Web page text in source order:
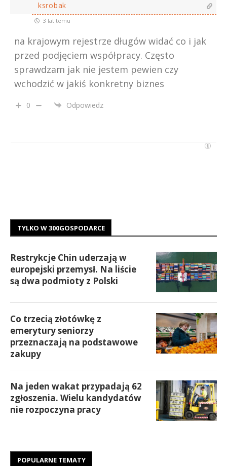
ksrobak
3 lat temu
na krajowym rejestrze długów widać co i jak
przed podjęciem współpracy. Często
sprawdzam jak nie jestem pewien czy
wchodzić w jakiś konkretny biznes
0 Odpowiedz
TYLKO W 300GOSPODARCE
Restrykcje Chin uderzają w
europejski przemysł. Na liście
są dwa podmioty z Polski
Co trzecią złotówkę z
emerytury seniorzy
przeznaczają na podstawowe
zakupy
Na jeden wakat przypadają 62
zgłoszenia. Wielu kandydatów
nie rozpoczyna pracy
POPULARNE TEMATY